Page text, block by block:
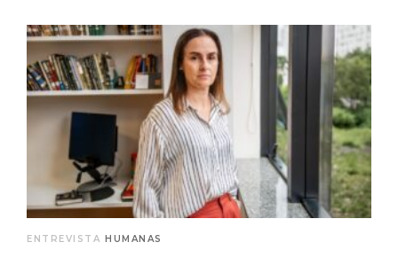
ENTREVISTA HUMANAS